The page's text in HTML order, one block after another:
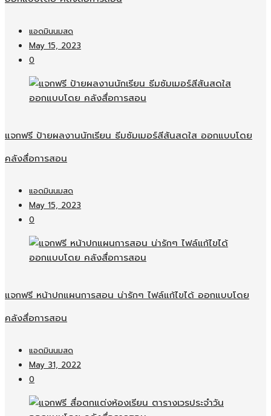
แอดมินนมสด
May 15, 2023
0
แจกฟรี ป้ายผลงานนักเรียน ธีมซัมเมอร์สีสันสดใส ออกแบบโดย
คลังสื่อการสอน
แอดมินนมสด
May 15, 2023
0
แจกฟรี หน้าปกแผนการสอน น่ารักๆ ไฟล์แก้ไขได้ ออกแบบโดย
คลังสื่อการสอน
แอดมินนมสด
May 31, 2022
0